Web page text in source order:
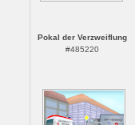
Pokal der Verzweiflung
#485220